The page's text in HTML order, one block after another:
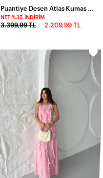
NET %35 İNDIRIM
3.399,99 TL 2.209,99 TL